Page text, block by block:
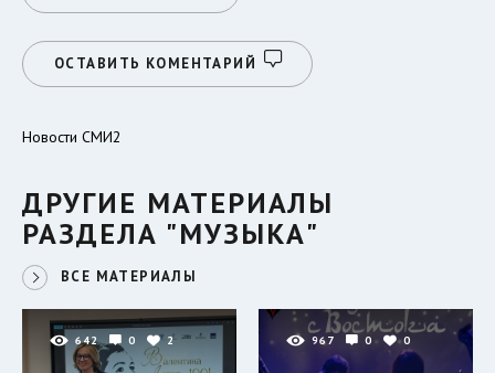
ОСТАВИТЬ КОМЕНТАРИЙ
Новости СМИ2
ДРУГИЕ МАТЕРИАЛЫ
РАЗДЕЛА "МУЗЫКА"
ВСЕ МАТЕРИАЛЫ
642 0 2 967 0 0